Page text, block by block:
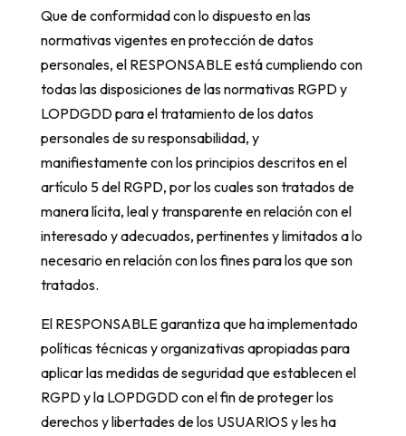
Que de conformidad con lo dispuesto en las
normativas vigentes en protección de datos
personales, el RESPONSABLE está cumpliendo con
todas las disposiciones de las normativas RGPD y
LOPDGDD para el tratamiento de los datos
personales de su responsabilidad, y
manifiestamente con los principios descritos en el
artículo 5 del RGPD, por los cuales son tratados de
manera lícita, leal y transparente en relación con el
interesado y adecuados, pertinentes y limitados a lo
necesario en relación con los fines para los que son
tratados.
El RESPONSABLE garantiza que ha implementado
políticas técnicas y organizativas apropiadas para
aplicar las medidas de seguridad que establecen el
RGPD y la LOPDGDD con el fin de proteger los
derechos y libertades de los USUARIOS y les ha